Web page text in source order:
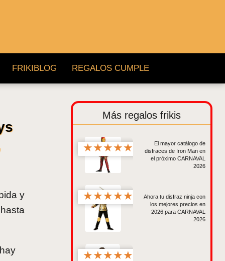
FRIKIBLOG REGALOS CUMPLE
y
Más regalos frikis
★★★★★
El mayor catálogo de
disfraces de Iron Man en
el próximo CARNAVAL
2026
★★★★★
Ahora tu disfraz ninja con
los mejores precios en
2026 para CARNAVAL
2026
★★★★★